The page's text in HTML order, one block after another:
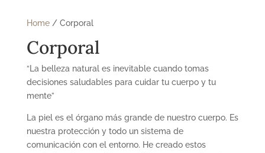
Home/ Corporal
Corporal
“La belleza natural es inevitable cuando tomas
decisiones saludables para cuidar tu cuerpo y tu
mente”
La piel es el órgano más grande de nuestro cuerpo. Es
nuestra protección y todo un sistema de
comunicación con el entorno. He creado estos